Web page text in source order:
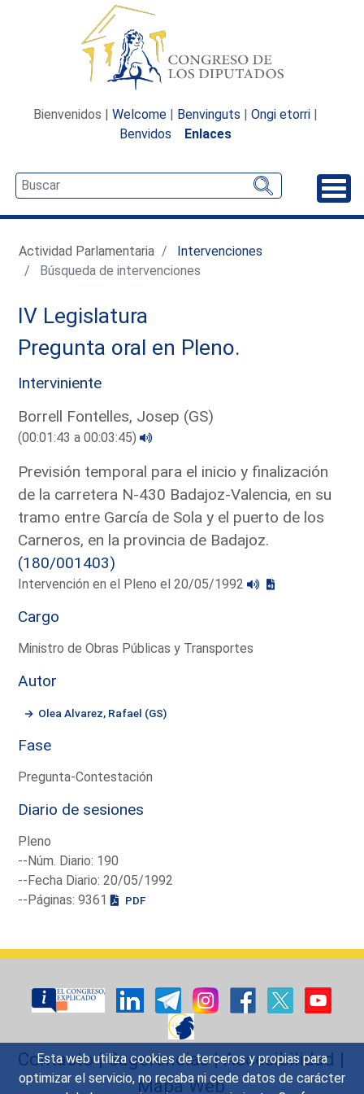
Esta web utiliza cookies de terceros y propias para
optimizar el servicio, no recaba ni cede datos de carácter
Bienvenidos | Welcome | Benvinguts | Ongi etorri |
Benvidos
Enlaces
Actividad Parlamentaria
Intervenciones
Búsqueda de intervenciones
IV Legislatura
Pregunta oral en Pleno.
Interviniente
Borrell Fontelles, Josep (GS)
(00:01:43 a 00:03:45)
Previsión temporal para el inicio y finalización
de la carretera N-430 Badajoz-Valencia, en su
tramo entre García de Sola y el puerto de los
Carneros, en la provincia de Badajoz.
(180/001403)
Intervención en el Pleno el 20/05/1992
Cargo
Ministro de Obras Públicas y Transportes
Autor
Olea Alvarez, Rafael (GS)
Fase
Pregunta-Contestación
Diario de sesiones
Pleno
--Núm. Diario: 190
--Fecha Diario: 20/05/1992
--Páginas: 9361
PDF
Contacto|Sugerencias|Accesibilidad |
Mapa Web